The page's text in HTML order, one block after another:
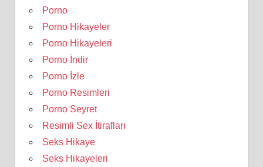
Porno
Porno Hikayeler
Porno Hikayeleri
Porno İndir
Porno İzle
Porno Resimleri
Porno Seyret
Resimli Sex İtirafları
Seks Hikaye
Seks Hikayeleri